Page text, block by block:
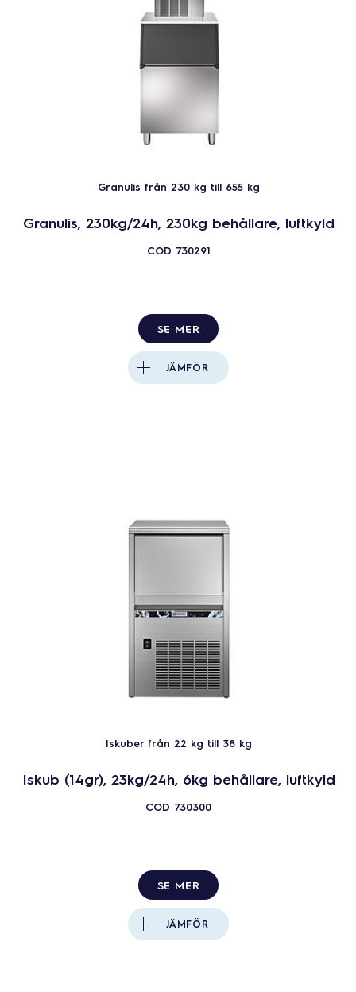
Granulis från 230 kg till 655 kg
Granulis, 230kg/24h, 230kg behållare, luftkyld
COD 730291
SE MER
JÄMFÖR
Iskuber från 22 kg till 38 kg
Iskub (14gr), 23kg/24h, 6kg behållare, luftkyld
COD 730300
SE MER
JÄMFÖR